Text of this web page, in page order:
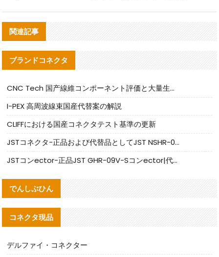
関連記事
ブランドコネクタ
CNC Tech 国产線維コンポーネント評価と大量生産適合ガイド
I-PEX 高周波線束国産代替案の解説
CLIFFにおける国産コネクタテスト基準の更新
JSTコネクタ-正品および代替品としてJST NSHR-02V-Sコネクタを提供します
JSTコンector-正品JST GHR-09V-Sコンector|代替品提供
でんしぶひん
コネクタ現品
デルファイ・コネクター